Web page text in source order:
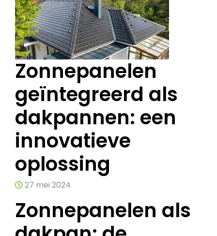
Zonnepanelen
geïntegreerd als
dakpannen: een
innovatieve
oplossing
27 mei 2024
Zonnepanelen als